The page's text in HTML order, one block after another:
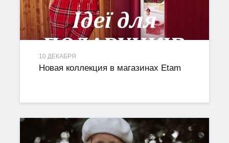
10 ДЕКАБРЯ
Новая коллекция в магазинах Etam